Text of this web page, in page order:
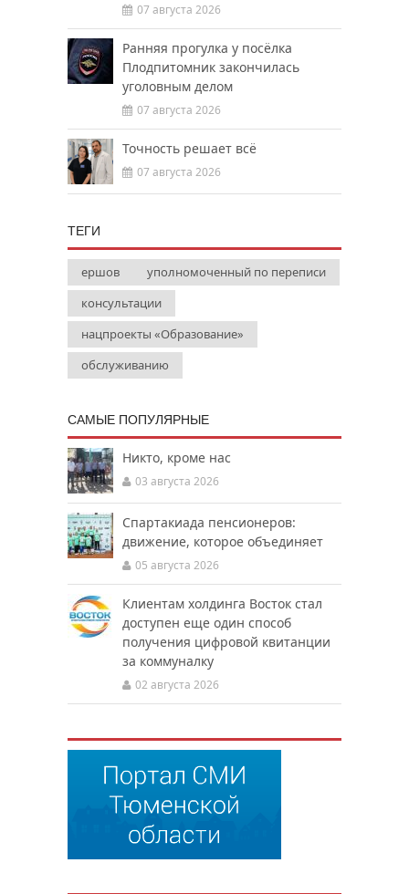
07 августа 2026
Ранняя прогулка у посёлка
Плодпитомник закончилась
уголовным делом
07 августа 2026
Точность решает всё
07 августа 2026
ТЕГИ
ершов
уполномоченный по переписи
консультации
нацпроекты «Образование»
обслуживанию
САМЫЕ ПОПУЛЯРНЫЕ
Никто, кроме нас
03 августа 2026
Спартакиада пенсионеров:
движение, которое объединяет
05 августа 2026
Клиентам холдинга Восток стал
доступен еще один способ
получения цифровой квитанции
за коммуналку
02 августа 2026